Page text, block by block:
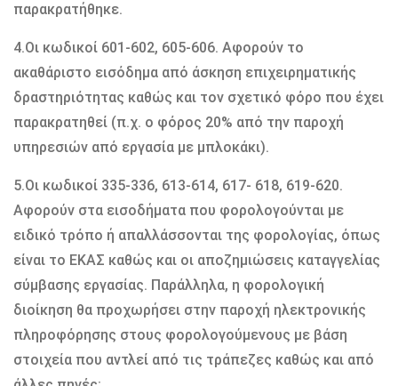
παρακρατήθηκε.
4.Οι κωδικοί 601-602, 605-606. Αφορούν το
ακαθάριστο εισόδημα από άσκηση επιχειρηματικής
δραστηριότητας καθώς και τον σχετικό φόρο που έχει
παρακρατηθεί (π.χ. ο φόρος 20% από την παροχή
υπηρεσιών από εργασία με μπλοκάκι).
5.Οι κωδικοί 335-336, 613-614, 617- 618, 619-620.
Αφορούν στα εισοδήματα που φορολογούνται με
ειδικό τρόπο ή απαλλάσσονται της φορολογίας, όπως
είναι το ΕΚΑΣ καθώς και οι αποζημιώσεις καταγγελίας
σύμβασης εργασίας. Παράλληλα, η φορολογική
διοίκηση θα προχωρήσει στην παροχή ηλεκτρονικής
πληροφόρησης στους φορολογούμενους με βάση
στοιχεία που αντλεί από τις τράπεζες καθώς και από